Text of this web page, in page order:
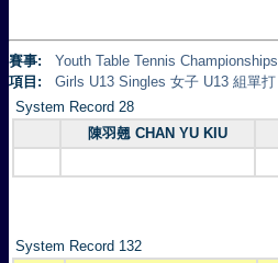
賽事:
Youth Table Tennis
項目:
Girls U13 Singles 女子 U13 組單打
System Record 28
陳羽翹 CHAN YU KIU
System Record 132